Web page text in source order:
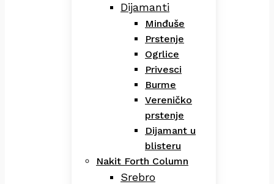
Dijamanti
Minđuše
Prstenje
Ogrlice
Privesci
Burme
Vereničko
prstenje
Dijamant u
blisteru
Nakit Forth Column
Srebro